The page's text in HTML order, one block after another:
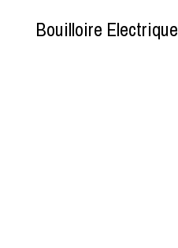
Bouilloire Electrique